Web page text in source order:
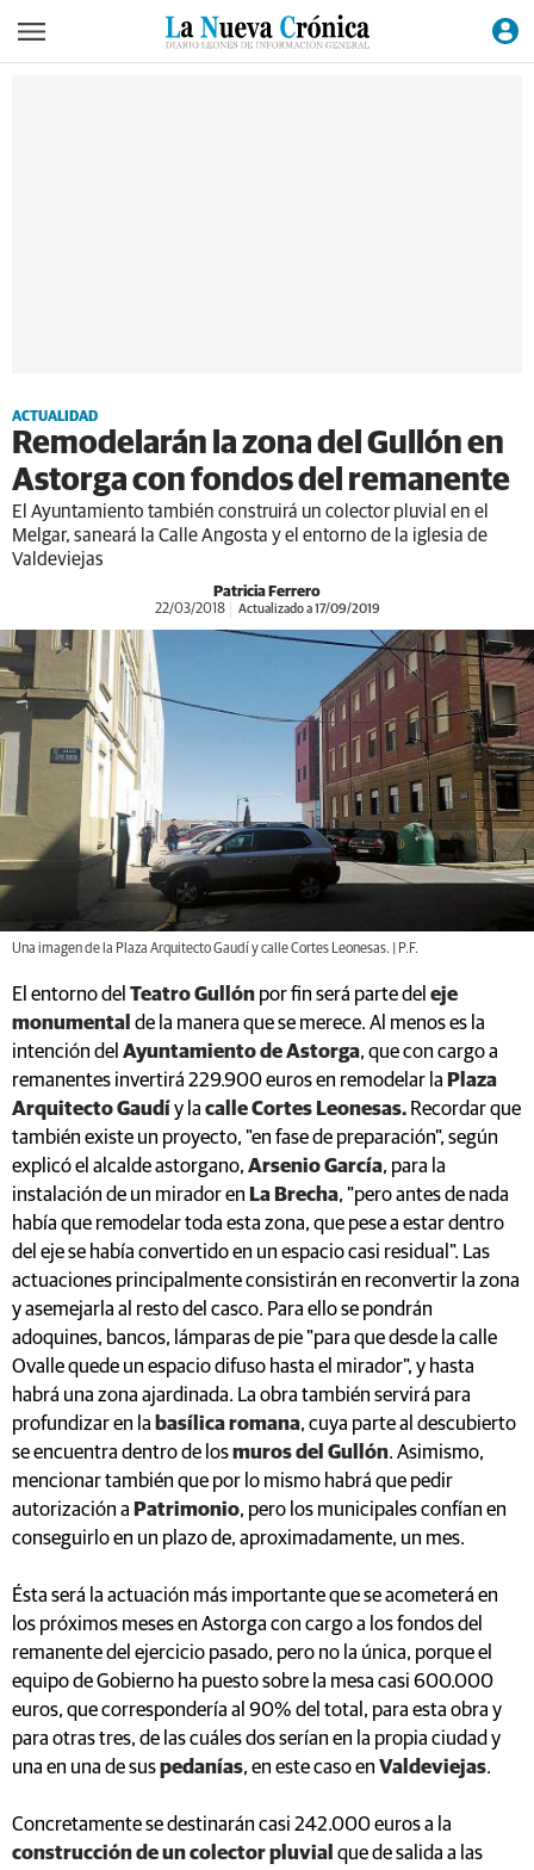
ACTUALIDAD
Remodelarán la zona del Gullón en
Astorga con fondos del remanente
El Ayuntamiento también construirá un colector pluvial en el
Melgar, saneará la Calle Angosta y el entorno de la iglesia de
Valdeviejas
Patricia Ferrero
22/03/2018 Actualizado a 17/09/2019
Una imagen de la Plaza Arquitecto Gaudí y calle Cortes Leonesas. | P.F.
El entorno del Teatro Gullón por fin será parte del eje
monumental de la manera que se merece. Al menos es la
intención del Ayuntamiento de Astorga, que con cargo a
remanentes invertirá 229.900 euros en remodelar la Plaza
Arquitecto Gaudí y la calle Cortes Leonesas. Recordar que
también existe un proyecto, "en fase de preparación", según
explicó el alcalde astorgano, Arsenio García, para la
instalación de un mirador en La Brecha, "pero antes de nada
había que remodelar toda esta zona, que pese a estar dentro
del eje se había convertido en un espacio casi residual". Las
actuaciones principalmente consistirán en reconvertir la zona
y asemejarla al resto del casco. Para ello se pondrán
adoquines, bancos, lámparas de pie "para que desde la calle
Ovalle quede un espacio difuso hasta el mirador", y hasta
habrá una zona ajardinada. La obra también servirá para
profundizar en la basílica romana, cuya parte al descubierto
se encuentra dentro de losmuros del Gullón. Asimismo,
mencionar también que por lo mismo habrá que pedir
autorización a Patrimonio, pero los municipales confían en
conseguirlo en un plazo de, aproximadamente, un mes.
Ésta será la actuación más importante que se acometerá en
los próximos meses en Astorga con cargo a los fondos del
remanente del ejercicio pasado, pero no la única, porque el
equipo de Gobierno ha puesto sobre la mesa casi 600.000
euros, que correspondería al 90% del total, para esta obra y
para otras tres, de las cuáles dos serían en la propia ciudad y
una en una de suspedanías, en este caso en Valdeviejas.
Concretamente se destinarán casi 242.000 euros a la
construcción de un colector pluvial que de salida a las